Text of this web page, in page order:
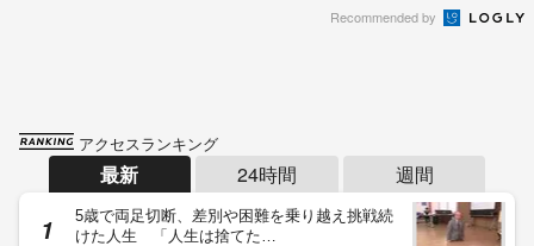
Recommended by
アクセスランキング
最新 24時間 週間
5歳で両足切断、差別や困難を乗り越え挑戦続
けた人生 「人生は捨てた…